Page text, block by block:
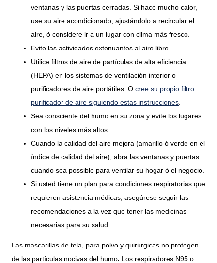
ventanas y las puertas cerradas. Si hace mucho calor,
use su aire acondicionado, ajustándolo a recircular el
aire, ó considere ir a un lugar con clima más fresco.
Evite las actividades extenuantes al aire libre.
Utilice filtros de aire de partículas de alta eficiencia
(HEPA) en los sistemas de ventilación interior o
purificadores de aire portátiles. O cree su propio filtro
purificador de aire siguiendo estas instrucciones
Sea consciente del humo en su zona y evite los lugares
con los niveles más altos.
Cuando la calidad del aire mejora (amarillo ó verde en el
índice de calidad del aire), abra las ventanas y puertas
cuando sea possible para ventilar su hogar ó el negocio.
Si usted tiene un plan para condiciones respiratorias que
requieren asistencia médicas, asegúrese seguir las
recomendaciones a la vez que tener las medicinas
necesarias para su salud.
Las mascarillas de tela, para polvo y quirúrgicas no protegen
de las partículas nocivas del humo. Los respiradores N95 o